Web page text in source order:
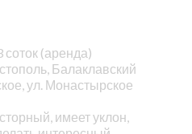
соток (аренда)
Балаклавский
ул. Монастырское
имеет уклон,